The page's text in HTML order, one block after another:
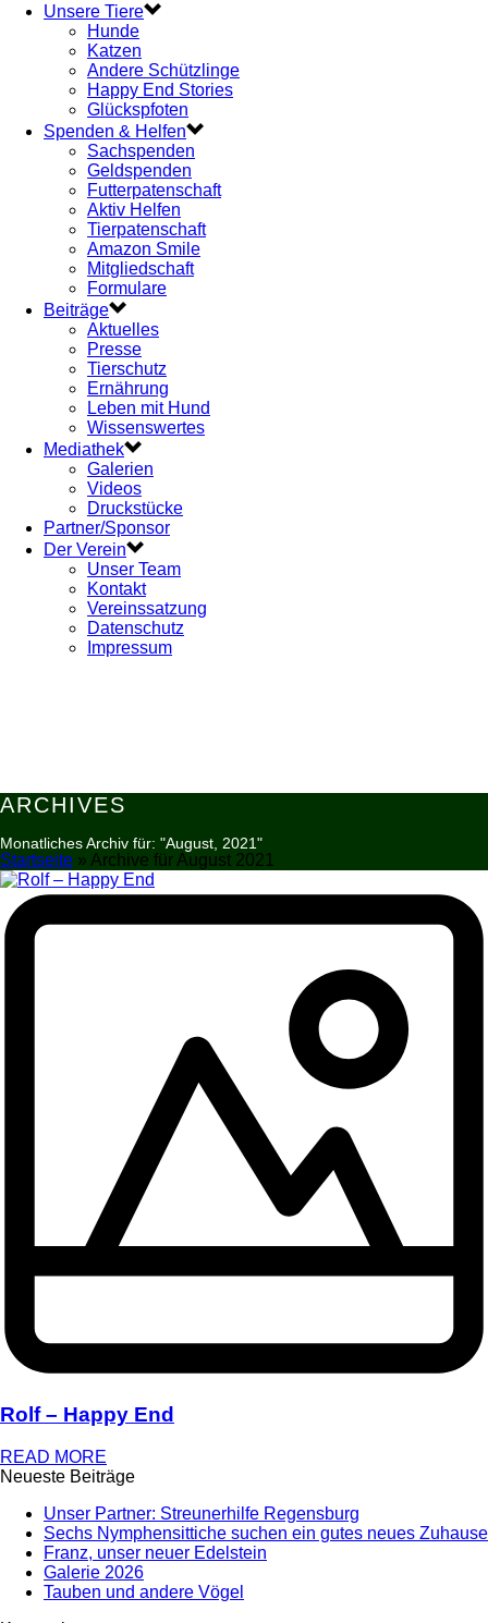
Unsere Tiere
Hunde
Katzen
Andere Schützlinge
Happy End Stories
Glückspfoten
Spenden & Helfen
Sachspenden
Geldspenden
Futterpatenschaft
Aktiv Helfen
Tierpatenschaft
Amazon Smile
Mitgliedschaft
Formulare
Beiträge
Aktuelles
Presse
Tierschutz
Ernährung
Leben mit Hund
Wissenswertes
Mediathek
Galerien
Videos
Druckstücke
Partner/Sponsor
Der Verein
Unser Team
Kontakt
Vereinssatzung
Datenschutz
Impressum
ARCHIVES
Monatliches Archiv für: "August, 2021"
Startseite » Archive für August 2021
Rolf – Happy End
READ MORE
Neueste Beiträge
Unser Partner: Streunerhilfe Regensburg
Sechs Nymphensittiche suchen ein gutes neues Zuhause
Franz, unser neuer Edelstein
Galerie 2026
Tauben und andere Vögel